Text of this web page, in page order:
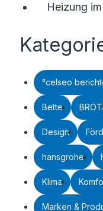
Heizung
°celseo
Bette
Design
hansgrohe
Klima
Marken &